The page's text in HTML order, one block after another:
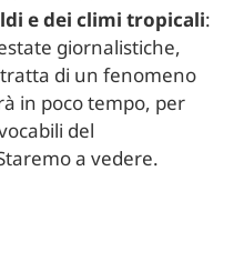
e dei climi tropicali:
giornalistiche,
di un fenomeno
in poco tempo, per
del
a vedere.